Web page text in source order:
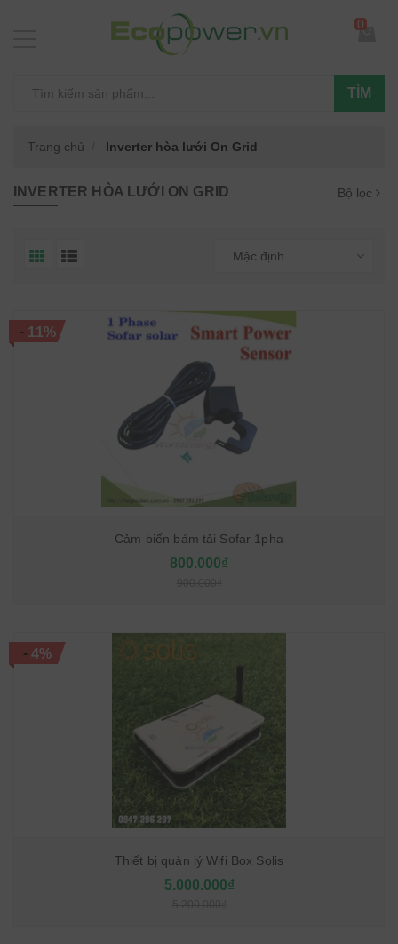
TÌM
0
Trang chủ Inverter hòa lưới On Grid
INVERTER HÒA LƯỚI ON GRID Bộ lọc
Mặc định
-11%
Cảm biến bám tải Sofar 1pha
800.000₫
- 4%
Thiết bị quản lý Wifi Box Solis
5.000.000₫